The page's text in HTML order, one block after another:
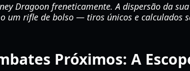
Dragoon freneticamente. A dispersão da
um rifle de bolso — tiros únicos e calculados
Próximos: A